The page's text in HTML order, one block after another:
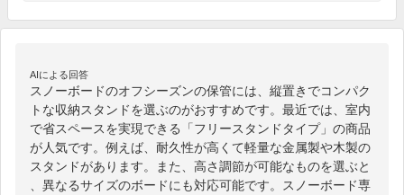
AIによる回答
スノーボードのオフシーズンの保管には、縦置きでコンパク
トな収納スタンドを選ぶのがおすすめです。最近では、室内
で省スペースを実現できる「フリースタンドタイプ」の商品
が人気です。例えば、耐久性が高くて軽量な金属製や木製の
スタンドがあります。また、高さ調節が可能なものを選ぶと
、異なるサイズのボードにも対応可能です。スノーボード専